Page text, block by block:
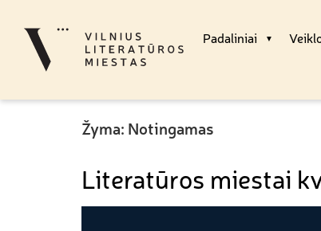
Padaliniai
Žyma: Notingamas
Literatūros miestai